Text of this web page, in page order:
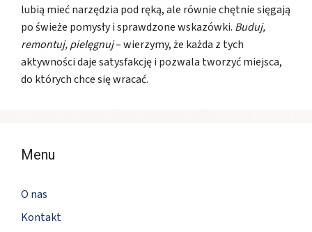
lubią mieć narzędzia pod ręką, ale równie chętnie sięgają
po świeże pomysły i sprawdzone wskazówki. Buduj,
remontuj, pielęgnuj– wierzymy, że każda z tych
aktywności daje satysfakcję i pozwala tworzyć miejsca,
do których chce się wracać.
Menu
O nas
Kontakt